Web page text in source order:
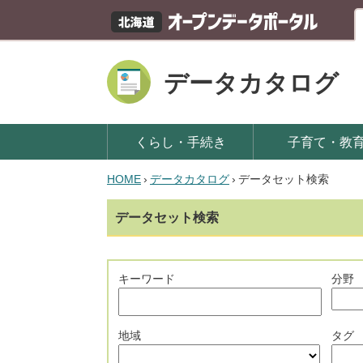
データカタログ
くらし・手続き 子育て・教
HOME› データカタログ› データセット検索
データセット検索
キーワード 分野
地域 タグ